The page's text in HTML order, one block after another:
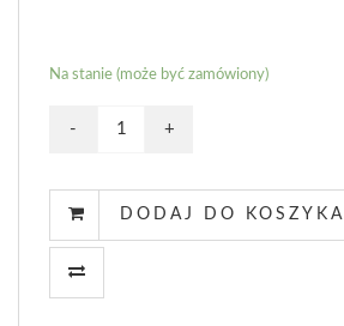
Na stanie (może być zamówiony)
DODAJ DO KOSZYKA